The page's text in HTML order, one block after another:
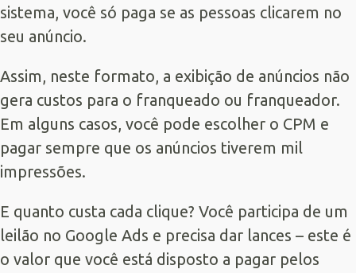
sistema, você só paga se as pessoas clicarem no
seu anúncio.
Assim, neste formato, a exibição de anúncios não
gera custos para o franqueado ou franqueador.
Em alguns casos, você pode escolher o CPM e
pagar sempre que os anúncios tiverem mil
impressões.
E quanto custa cada clique? Você participa de um
leilão no Google Ads e precisa dar lances – este é
o valor que você está disposto a pagar pelos